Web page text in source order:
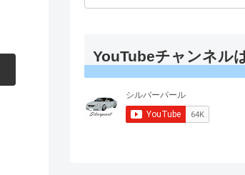
YouTubeチャンネル